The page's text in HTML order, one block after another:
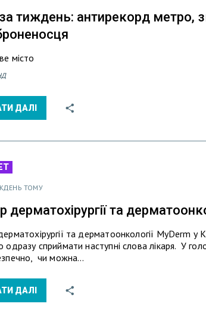
за тиждень: антирекорд метро,
місто
ДАЛІ
ТОМУ
дерматохірургії та
та дерматоонкології MyDerm у
одразу сприймати наступні слова лікаря. У
чи можна…
ДАЛІ